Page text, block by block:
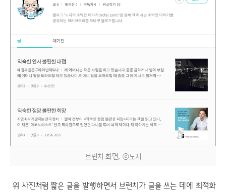
브런치 화면, ⓒ노지
위 사진처럼 짧은 글을 발행하면서 브런치가 글을 쓰는 데에 최적화